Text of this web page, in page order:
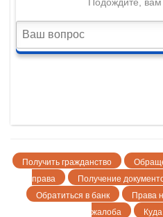
Получить гражданство
права
Получение
Обратиться в банк
Права
жалоба